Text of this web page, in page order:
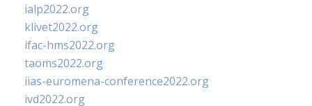
ialp2022.org
klivet2022.org
ifac-hms2022.org
taoms2022.org
iias-euromena-conference2022.org
ivd2022.org